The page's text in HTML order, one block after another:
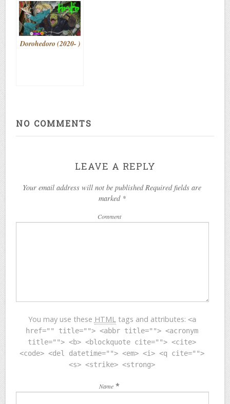
)
Dorohedoro (2020- )
NO COMMENTS
LEAVE A REPLY
Your email address will not be published Required fields are
marked *
Comment
You may use these HTMLtags and attributes: <a
href="" title=""> <abbr title=""> <acronym
title=""> <b> <blockquote cite=""> <cite>
<code> <del datetime=""> <em> <i> <q cite="">
<s> <strike> <strong>
Name *